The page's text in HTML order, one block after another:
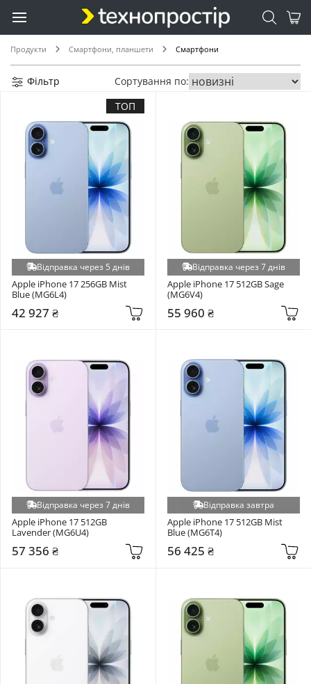
Продукти Смартфони, планшети Смартфони
Фільтр Сортування по:
Відправка через 5 днів
ТОП
Apple iPhone 17 256GB Mist
Blue (MG6L4)
42 927 ₴
Відправка через 7 днів
Apple iPhone 17 512GB Sage
(MG6V4)
55 960 ₴
Відправка через 7 днів
Apple iPhone 17 512GB
Lavender (MG6U4)
57 356 ₴
Відправка завтра
Apple iPhone 17 512GB Mist
Blue (MG6T4)
56 425 ₴